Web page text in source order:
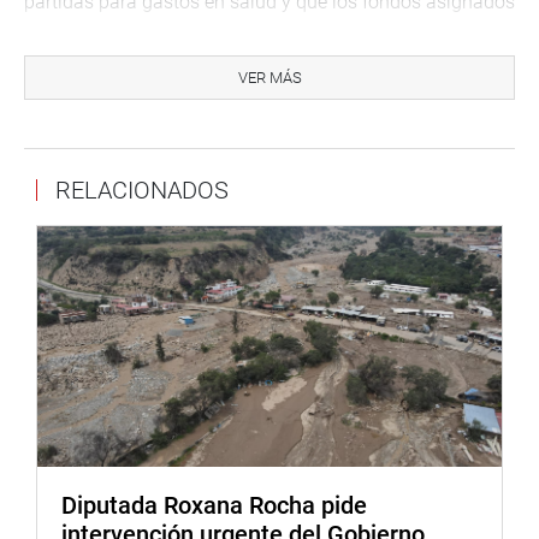
totalidad. Demandó también transparencia en el uso de
los recursos del Estado para que la población vuelva a
las acciones concretas. Planteamos una hoja de ruta con
indicadores concretos con reducción de la cifra de
abandono terapéutico al 5% y nuevos centros regionales
oncológicos, además de un sistema de compras
centralizado de medicamentos oncológicos que una al
Minsa con EsSalud”, puntualizó.
DÉCIMA SESIÓN
Aguinaga formuló estas precisiones durante la décima
sesión ordinaria de la la Comisión Especial
Multipartidaria de Seguimiento, Coordinación, Monitoreo
y Fiscalización sobre los avances de los resultados en la
VER MÁS
RELACIONADOS
Diputada Roxana Rocha pide